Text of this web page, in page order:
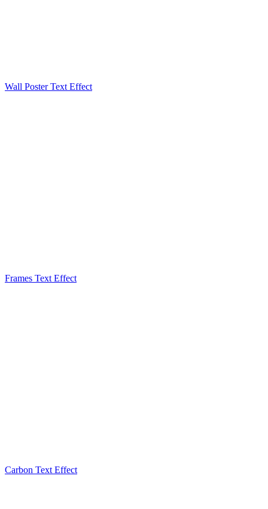
Wall Poster Text Effect
Frames Text Effect
Carbon Text Effect